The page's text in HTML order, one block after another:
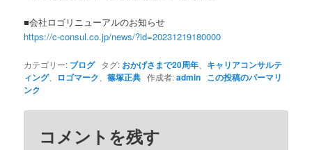
■会社ロゴリニューアルのお知らせ
https://c-consul.co.jp/news/?id=20231219180000
カテゴリー: ブログタグ: おかげさまで20周年
キャリアコンサルテ
ィング、 ロゴマーク 、篠塚正典 作成者:admin この投稿のパーマリ
ンク
コメントを残す